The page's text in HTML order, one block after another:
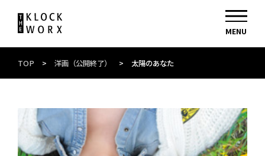
TOP > 洋画（公開終了） > 太陽のあなた